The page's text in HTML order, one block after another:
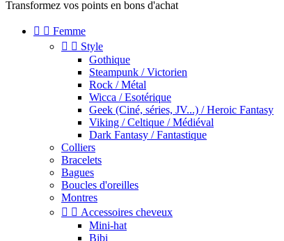
Transformez vos points en bons d'achat
  Femme
  Style
Gothique
Steampunk / Victorien
Rock / Métal
Wicca / Esotérique
Geek (Ciné, séries, JV...) / Heroic Fantasy
Viking / Celtique / Médiéval
Dark Fantasy / Fantastique
Colliers
Bracelets
Bagues
Boucles d'oreilles
Montres
  Accessoires cheveux
Mini-hat
Bibi